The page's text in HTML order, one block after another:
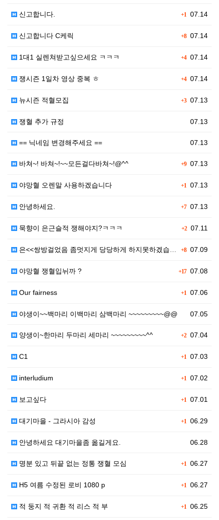
+1 07.14
신고합니다.
+807.14
신고합니다 C케릭
+407.14
1대1 실렌쳐받고싶으세요 ㅋㅋㅋ
+407.14
쟁시즌 1일차 영상 중복 ㅎ
+307.13
뉴시즌 적혈모집
07.13
쟁혈 추가 규정
07.13
== 닉네임 변경해주세요 ==
+907.13
바쳐~! 바쳐~!~~모든걸다바쳐~!@^^
+1 07.13
야망혈 오렌말 사용하겠습니다
+707.13
안녕하세요.
+207.11
묵향이 은근슬적 쟁해야지?ㅋㅋㅋ
+807.09
은<<쌍방걸었음 좀멋지게 당당하게 하지못하겠습니까!
+1707.08
야망혈 쟁혈입뉘까 ?
+1 07.06
Our fairness
07.05
야생이~~백마리 이백마리 삼백마리 ~~~~~~~~~@@
+207.04
양생이~한마리 두마리 세마리 ~~~~~~~~~^^
+1 07.03
C1
+1 07.02
interludium
+1 07.01
보고싶다
+1 06.29
대기마을 - 그라시아 감성
06.28
안녕하세요 대기마을좀 옮길게요.
+1 06.27
명분 있고 뒤끝 없는 정통 쟁혈 모심
+1 06.27
H5 여름 수정된 로비 1080 p
+1 06.25
적 둥지 적 귀환 적 리스 적 부